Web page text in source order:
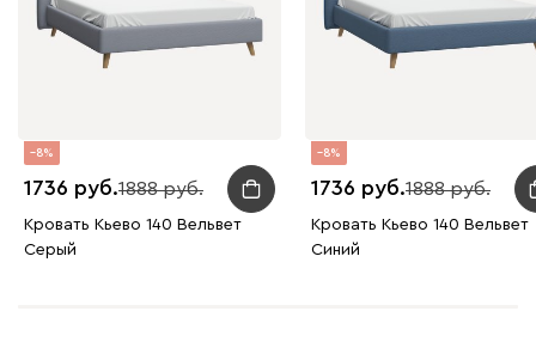
Атмосфера
230 240 396 695 997
8
1736 1888
Кровать Кьево 140 Вельвет
Серый
8
1736 1888
Кровать Кьево 140 Вельвет
Синий